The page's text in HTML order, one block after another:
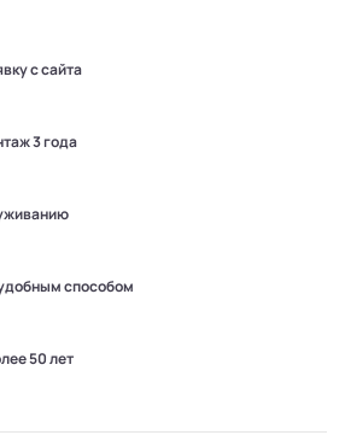
с сайта
3 года
способом
50 лет